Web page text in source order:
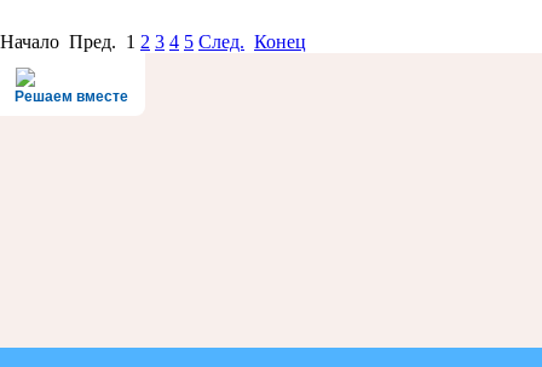
Начало Пред. 1 2 3 4 5 След. Конец
Решаем вместе